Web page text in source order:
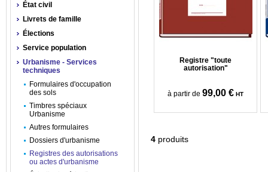
Registre "toute
autorisation"
à partir de 99,00 € HT
4 produits
État civil
Livrets de famille
Élections
Service population
Urbanisme - Services
techniques
Formulaires d'occupation
des sols
Timbres spéciaux
Urbanisme
Autres formulaires
Dossiers d'urbanisme
Registres des autorisations
ou actes d'urbanisme